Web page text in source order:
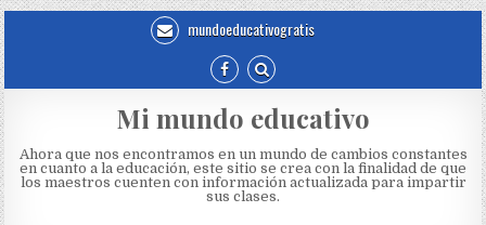
mundoeducativogratis
Mi mundo educativo
Ahora que nos encontramos en un mundo de cambios constantes
en cuanto a la educación, este sitio se crea con la finalidad de que
los maestros cuenten con información actualizada para impartir
sus clases.